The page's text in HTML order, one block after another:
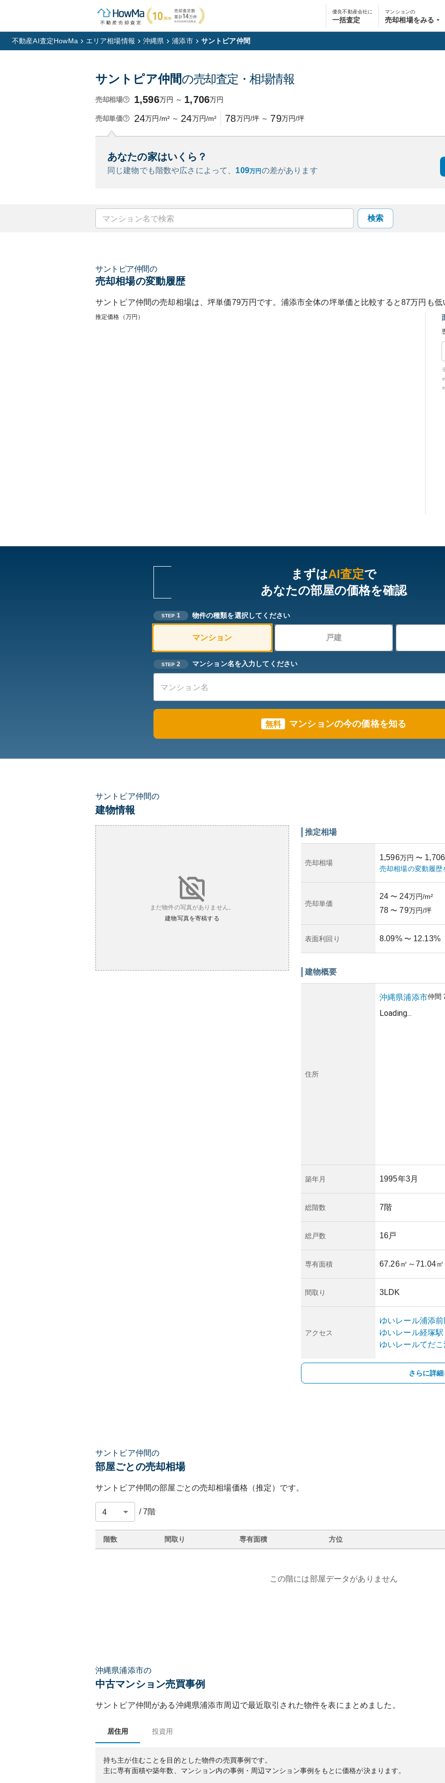
優良不動産会社に
一括査定
マンションの
売却相場をみる
不動産AI査定HowMa エリア相場情報 沖縄県 浦添市 サントピア仲間
サントピア仲間の売却査定・相場情報
売却相場 1,596万円 ～ 1,706万円
売却単価 24万円/m² ～ 24万円/m² 78万円/坪 ～ 79万円/坪
あなたの家はいくら？
同じ建物でも階数や広さによって、 109万円 の差があります
検索
サントピア仲間の
売却相場の変動履歴
サントピア仲間の売却相場は、坪単価79万円です。 浦添市全体の坪単価と比較すると87万円も低
推定価格（万円）
まずはAI査定で
あなたの部屋の価格を確認
STEP 1 物件の種類を選択してください
マンション 戸建
STEP 2 マンション名を入力してください
無料 マンションの今の価格を知る
サントピア仲間の
建物情報
まだ物件の写真がありません。
建物写真を寄稿する
推定相場
売却相場
1,596万円 〜 1,706
売却相場の変動履歴
売却単価
24 〜 24万円/m²
78 〜 79万円/坪
表面利回り 8.09% 〜 12.13%
建物概要
住所
沖縄県浦添市仲間
Loading...
築年月 1995年3月
総階数 7階
総戸数 16戸
専有面積 67.26㎡ ～71.04㎡
間取り 3LDK
アクセス
ゆいレール浦添
ゆいレール経塚駅
ゆいレールてだ
さらに詳
サントピア仲間の
部屋ごとの売却相場
サントピア仲間の部屋ごとの売却相場価格（推定）です。
/7階
階数 間取り 専有面積 方位
この階には部屋データがありません
沖縄県浦添市の
中古マンション売買事例
サントピア仲間がある沖縄県浦添市周辺で最近取引された物件を表にまとめました。
居住用 投資用
持ち主が住むことを目的とした物件の売買事例です。
主に専有面積や築年数、マンション内の事例・周辺マンション事例をもとに価格が決まります。